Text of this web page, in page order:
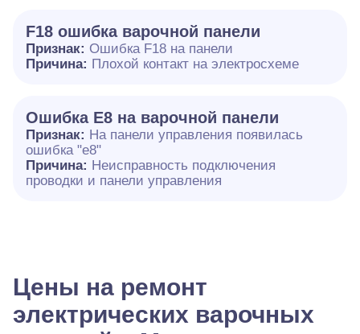
F18 ошибка варочной панели
Признак: Ошибка F18 на панели
Причина: Плохой контакт на электросхеме
Ошибка E8 на варочной панели
Признак: На панели управления появилась
ошибка "e8"
Причина: Неисправность подключения
проводки и панели управления
Цены на ремонт
электрических варочных